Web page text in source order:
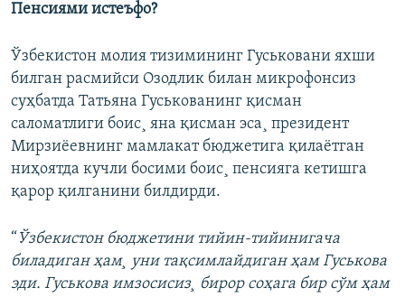
Пенсиями истеъфо?
Ўзбекистон молия тизимининг Гуськовани яхши
билган расмийси Озодлик билан микрофонсиз
суҳбатда Татьяна Гуськованинг қисман
саломатлиги боис¸ яна қисман эса¸ президент
Мирзиëевнинг мамлакат бюджетига қилаëтган
ниҳоятда кучли босими боис¸ пенсияга кетишга
қарор қилганини билдирди.
“ Ўзбекистон бюджетини тийин-тийинигача
биладиган ҳам¸ уни тақсимлайдиган ҳам Гуськова
эди. Гуськова имзосисиз¸ бирор соҳага бир сўм ҳам